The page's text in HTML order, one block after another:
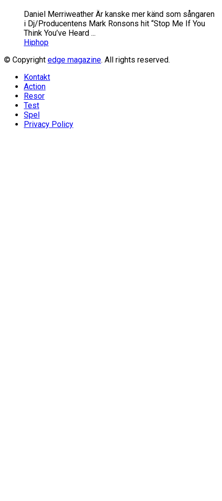
Daniel Merriweather Är kanske mer känd som sångaren
i Dj/Producentens Mark Ronsons hit “Stop Me If You
Think You’ve Heard ...
Hiphop
© Copyright edge magazine. All rights reserved.
Kontakt
Action
Resor
Test
Spel
Privacy Policy